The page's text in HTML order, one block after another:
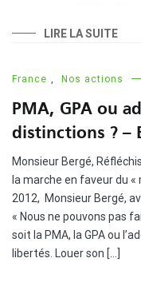
LIRE LA SUITE
France Nos actions
PMA, GPA ou
distinctions ? –
Monsieur Bergé,
la marche en faveur du
2012, Monsieur Bergé,
« Nous ne pouvons pas
soit la PMA, la GPA ou
libertés. Louer son […]